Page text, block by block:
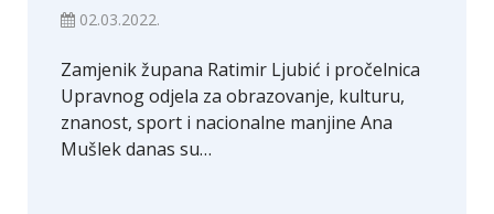
02.03.2022.
Zamjenik župana Ratimir Ljubić i pročelnica
Upravnog odjela za obrazovanje, kulturu,
znanost, sport i nacionalne manjine Ana
Mušlek danas su…